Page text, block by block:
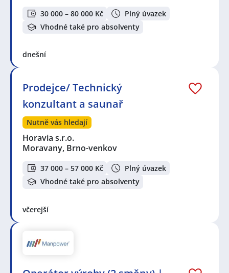
30 000 – 80 000 Kč
Plný úvazek
Vhodné také pro absolventy
dnešní
Prodejce/ Technický
konzultant a saunař
Nutně vás hledají
Horavia s.r.o.
Moravany, Brno-venkov
37 000 – 57 000 Kč
Plný úvazek
Vhodné také pro absolventy
včerejší